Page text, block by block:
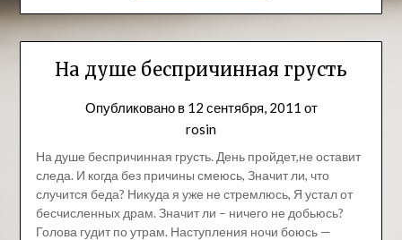
На душе беспричинная грусть
Опубликовано в 12 сентября, 2011 от
rosin
На душе беспричинная грусть. День пройдет,не оставит
следа. И когда без причины смеюсь, Значит ли, что
случится беда? Никуда я уже не стремлюсь, Я устал от
бесчисленных драм. Значит ли – ничего не добьюсь?
Голова гудит по утрам. Наступления ночи боюсь —